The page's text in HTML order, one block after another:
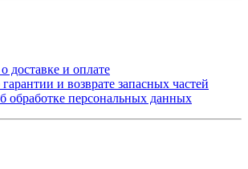
доставке и оплате
и возврате запасных частей
обработке персональных данных